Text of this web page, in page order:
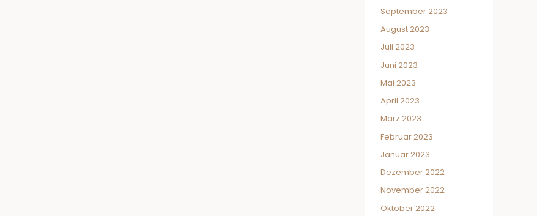
September 2023
August 2023
Juli 2023
Juni 2023
Mai 2023
April 2023
März 2023
Februar 2023
Januar 2023
Dezember 2022
November 2022
Oktober 2022